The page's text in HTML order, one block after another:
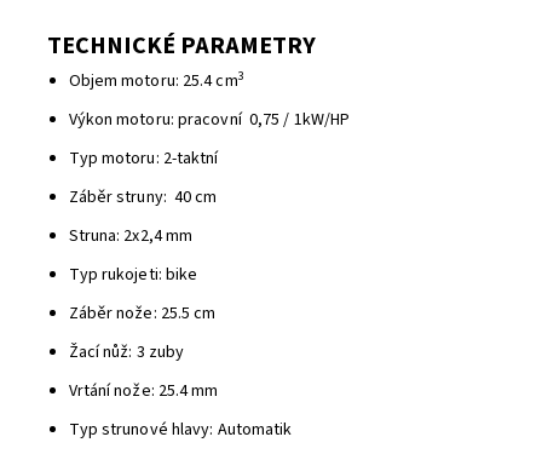
TECHNICKÉ PARAMETRY
Objem motoru: 25.4 cm3
Výkon motoru: pracovní 0,75 / 1kW/HP
Typ motoru: 2-taktní
Záběr struny: 40 cm
Struna: 2x2,4 mm
Typ rukojeti: bike
Záběr nože: 25.5 cm
Žací nůž: 3 zuby
Vrtání nože: 25.4 mm
Typ strunové hlavy: Automatik